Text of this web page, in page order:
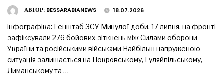
АВТОР: BESSARABIANEWS 18.07.2026
інфографіка: Генштаб ЗСУ Минулої доби, 17 липня, на фронті
зафіксували 276 бойових зіткнень між Силами оборони
України та російськими військами Найбільш напруженою
ситуація залишається на Покровському, Гуляйпільському,
Лиманському та …